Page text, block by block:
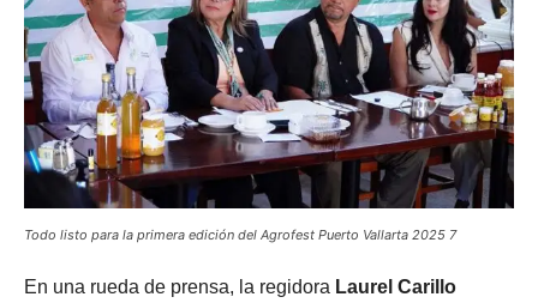
Todo listo para la primera edición del Agrofest Puerto Vallarta 2025 7
En una rueda de prensa, la regidora Laurel Carillo